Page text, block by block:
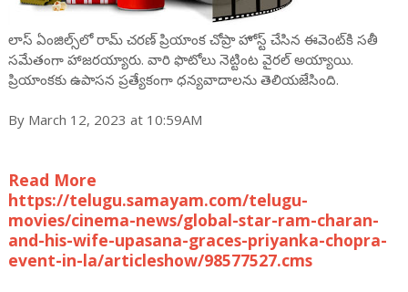
లాస్ ఏంజిల్స్‌లో రామ్ చ‌ర‌ణ్ ప్రియాంక చోప్రా హోస్ట్ చేసిన ఈవెంట్‌కి స‌తీ
స‌మేతంగా హాజ‌ర‌య్యారు. వారి ఫొటోలు నెట్టింట వైర‌ల్ అయ్యాయి.
ప్రియాంక‌కు ఉపాస‌న ప్ర‌త్యేకంగా ధ‌న్య‌వాదాల‌ను తెలియ‌జేసింది.
By March 12, 2023 at 10:59AM
Read More
https://telugu.samayam.com/telugu-
movies/cinema-news/global-star-ram-charan-
and-his-wife-upasana-graces-priyanka-chopra-
event-in-la/articleshow/98577527.cms